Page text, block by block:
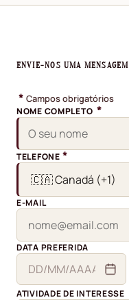
ENVIE-NOS UMA MENSAGEM
* Campos obrigatórios
NOME COMPLETO *
TELEFONE *
E-MAIL
DATA PREFERIDA
ATIVIDADE DE INTERESSE